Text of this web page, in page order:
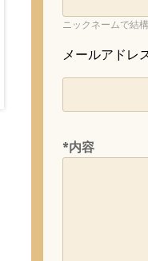
ニックネームで結構
メールアドレ
*内容